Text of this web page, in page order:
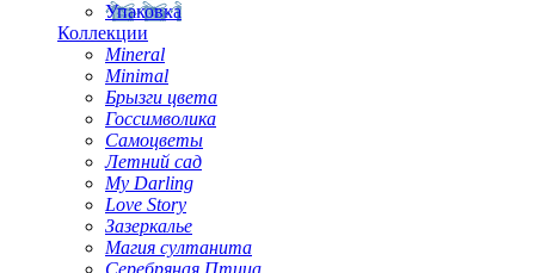
Упаковка
Коллекции
Mineral
Minimal
Брызги цвета
Госсимволика
Самоцветы
Летний сад
My Darling
Love Story
Зазеркалье
Магия султанита
Серебряная Птица